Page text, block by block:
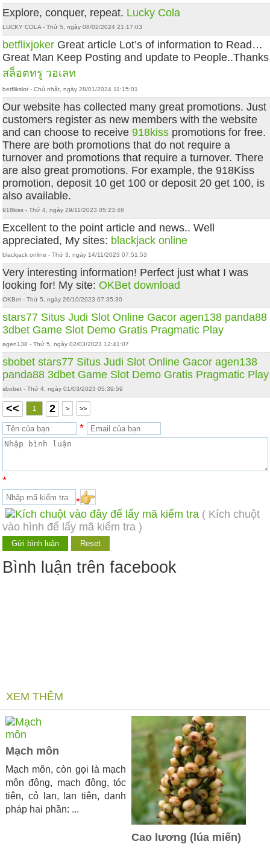
Explore, conquer, repeat. Lucky Cola
LUCKY COLA - Thứ 5, ngày 08/02/2024 21:17:03
betflixjoker Great article Lot’s of information to Read…
Great Man Keep Posting and update to People..Thanks
สล็อตทรู วอเลท
betflikslot - Chủ nhật, ngày 28/01/2024 11:15:01
Our website has collected many great promotions. Just
customers register as new members with the website
and can choose to receive918kiss promotions for free.
There are both promotions that do not require a
turnover and promotions that require a turnover. There
are also great promotions. For example, the 918Kiss
promotion, deposit 10 get 100 or deposit 20 get 100, is
also available.
918kiss - Thứ 4, ngày 29/11/2023 05:23:46
Excellent to the point article and news.. Well
appreciated, My sites: blackjack online
blackjack online - Thứ 3, ngày 14/11/2023 07:51:53
Very interesting information! Perfect just what I was
looking for! My site:OKBet download
OKBet - Thứ 5, ngày 26/10/2023 07:35:30
stars77 Situs Judi Slot Online Gacor agen138 panda88
3dbet Game Slot Demo Gratis Pragmatic Play
agen138 - Thứ 5, ngày 02/03/2023 12:41:07
sbobet stars77 Situs Judi Slot Online Gacor agen138
panda88 3dbet Game Slot Demo Gratis Pragmatic Play
sbobet - Thứ 4, ngày 01/03/2023 05:39:59
<< 1 2 > >>
*
*
*
( Kích chuột
vào hình để lấy mã kiểm tra )
Bình luận trên facebook
XEM THÊM
Mạch môn
Mạch môn, còn gọi là mạch
môn đông, mạch đông, tóc
tiên, cỏ lan, lan tiên, danh
pháp hai phần: ...
Cao lương (lúa miến)